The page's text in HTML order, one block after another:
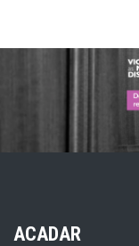
ACADAR